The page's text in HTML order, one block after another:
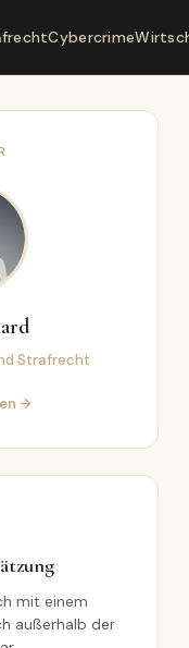
Cybercrime
Strafrecht
→
mit einem
außerhalb der